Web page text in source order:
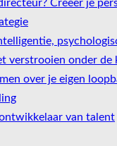
Creëer je
verstrooien onder de
over je eigen
van talent